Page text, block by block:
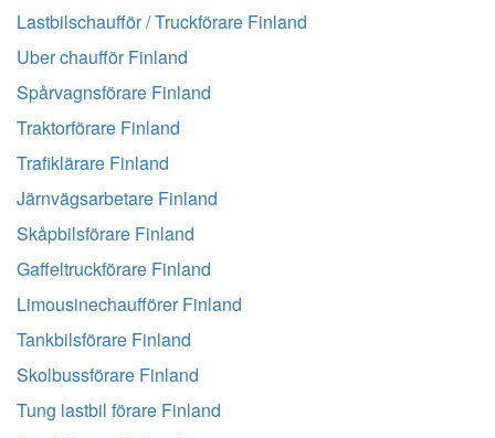
Lastbilschaufför / Truckförare Finland
Uber chaufför Finland
Spårvagnsförare Finland
Traktorförare Finland
Trafiklärare Finland
Järnvägsarbetare Finland
Skåpbilsförare Finland
Gaffeltruckförare Finland
Limousinechaufförer Finland
Tankbilsförare Finland
Skolbussförare Finland
Tung lastbil förare Finland